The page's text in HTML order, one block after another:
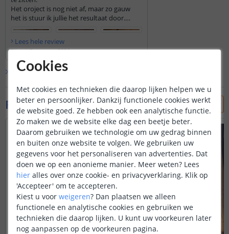
Het oroject is nog niet af, maar zo gauw
het is stuur ik jullie het resultaat door.
Lees hele review
Tibor|7 augustus 2026
Bekijk alle 1 reviews
Foto's van klanten
Cookies
Met cookies en technieken die daarop lijken helpen we u
beter en persoonlijker. Dankzij functionele cookies werkt
de website goed. Ze hebben ook een analytische functie.
Zo maken we de website elke dag een beetje beter.
Daarom gebruiken we technologie om uw gedrag binnen
en buiten onze website te volgen. We gebruiken uw
gegevens voor het personaliseren van advertenties. Dat
doen we op een anonieme manier. Meer weten? Lees
hier alles over onze cookie- en privacyverklaring. Klik op
'Accepteer' om te accepteren.
Kiest u voor weigeren? Dan plaatsen we alleen
functionele en analytische cookies en gebruiken we
technieken die daarop lijken. U kunt uw voorkeuren later
nog aanpassen op de voorkeuren pagina.